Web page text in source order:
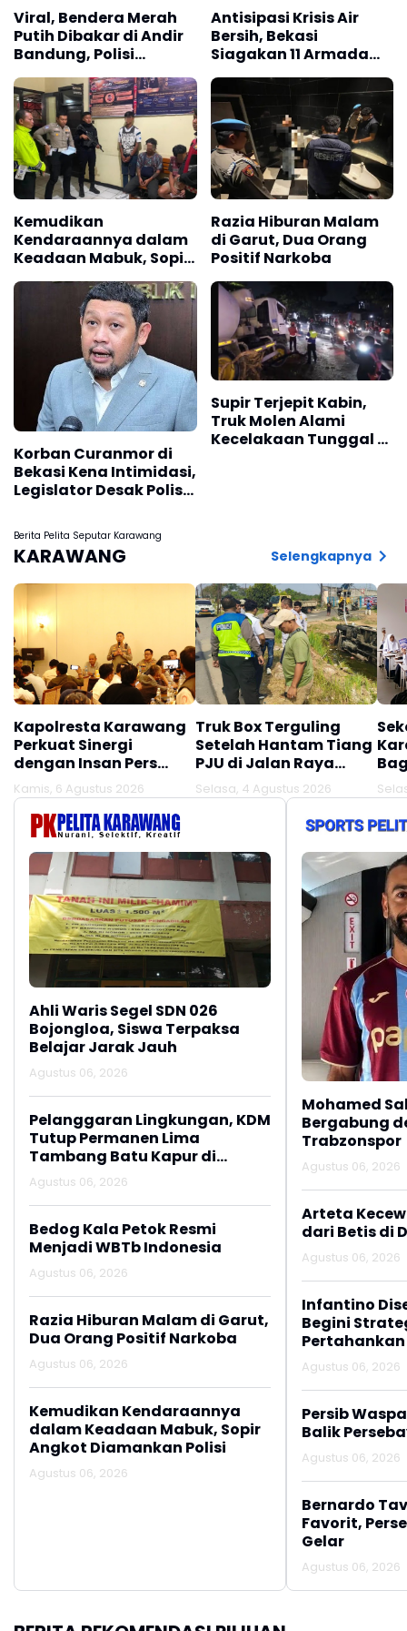
Viral, Bendera Merah
Putih Dibakar di Andir
Bandung, Polisi
Lakukan Penyelidikan
Antisipasi Krisis Air
Bersih, Bekasi
Siagakan 11 Armada
Water Trucking
Kemudikan
Kendaraannya dalam
Keadaan Mabuk, Sopir
Angkot Diamankan
Polisi
Razia Hiburan Malam
di Garut, Dua Orang
Positif Narkoba
Korban Curanmor di
Bekasi Kena Intimidasi,
Legislator Desak Polisi
Sindikat
Supir Terjepit Kabin,
Truk Molen Alami
Kecelakaan Tunggal di
Berita Pelita Seputar Karawang
KARAWANG Selengkapnya
Kapolresta Karawang
Perkuat Sinergi
dengan Insan Pers
Melalui Silaturahmi
Bersama Media
Kamis, 6 Agustus 2026
Truk Box Terguling
Setelah Hantam Tiang
PJU di Jalan Raya
Interchange
Karawang Barat
Selasa, 4 Agustus 2026
Ahli Waris Segel SDN 026
Bojongloa, Siswa Terpaksa
Belajar Jarak Jauh
Agustus 06, 2026
Pelanggaran Lingkungan, KDM
Tutup Permanen Lima
Tambang Batu Kapur di
Cipatat
Agustus 06, 2026
Bedog Kala Petok Resmi
Menjadi WBTb Indonesia
Agustus 06, 2026
Razia Hiburan Malam di Garut,
Dua Orang Positif Narkoba
Agustus 06, 2026
Kemudikan Kendaraannya
dalam Keadaan Mabuk, Sopir
Angkot Diamankan Polisi
Agustus 06, 2026
Mohamed
Bergabung
Trabzonspor
Agustus 06, 2026
Arteta
dari Betis di
Agustus 06, 2026
Infantino
Begini
Agustus 06, 2026
Persib
Balik
Agustus 06, 2026
Bernardo
Favorit,
Gelar
Agustus 06, 2026